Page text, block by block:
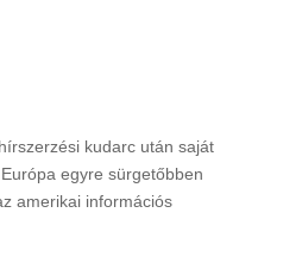
kudarc után saját
egyre sürgetőbben
amerikai információs